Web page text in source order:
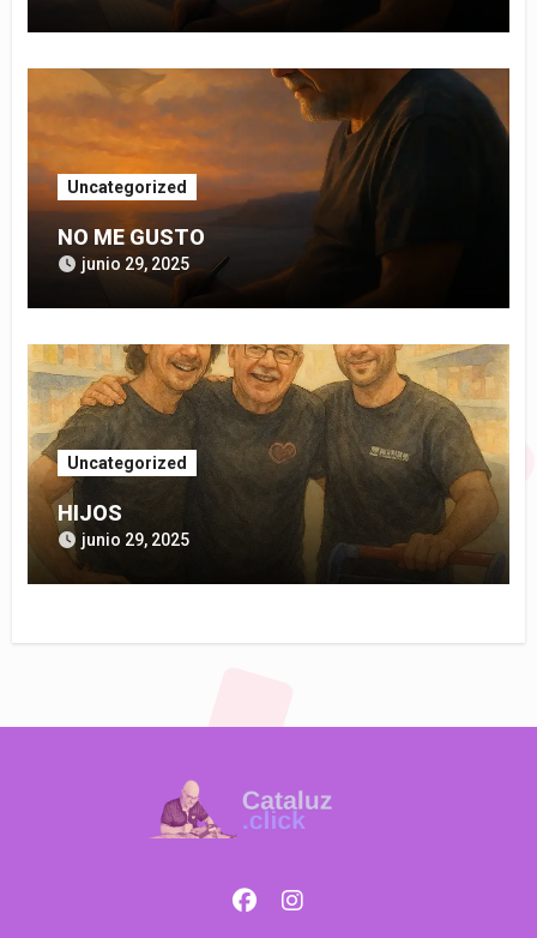
Uncategorized
NO ME GUSTO
junio 29, 2025
Uncategorized
HIJOS
junio 29, 2025